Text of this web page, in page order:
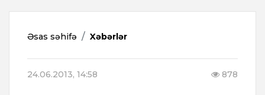
Əsas səhifə Xəbərlər
24.06.2013, 14:58 878